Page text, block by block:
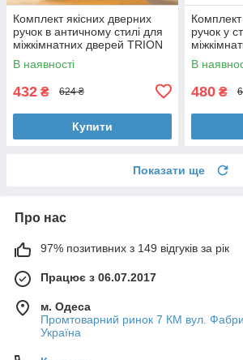
Комплект якісних дверних
ручок в античному стилі для
міжкімнатних дверей TRION
LICIDO AL-47 MCF
В наявності
432 ₴ 624 ₴
Купити
Комплект
ручок у
TRION
В
480 ₴
Показати ще
Про нас
97% позитивних з 149 відгуків за рік
Працює з 06.07.2017
м. Одеса
Промтоварний ринок 7 КМ вул.
Україна